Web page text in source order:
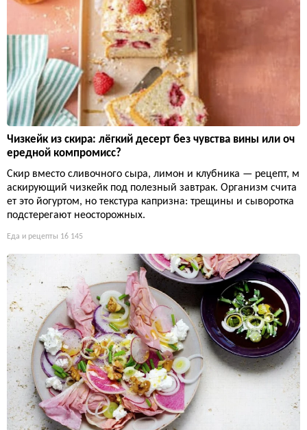
Чизкейк из скира: лёгкий десерт без чувства вины или оч
ередной компромисс?
Скир вместо сливочного сыра, лимон и клубника — рецепт, м
аскирующий чизкейк под полезный завтрак. Организм счита
ет это йогуртом, но текстура капризна: трещины и сыворотка
подстерегают неосторожных.
Еда и рецепты 16 145